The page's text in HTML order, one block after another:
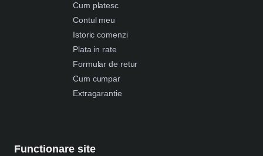
Cum platesc
Contul meu
Istoric comenzi
Plata in rate
Formular de retur
Cum cumpar
Extragarantie
Functionare site